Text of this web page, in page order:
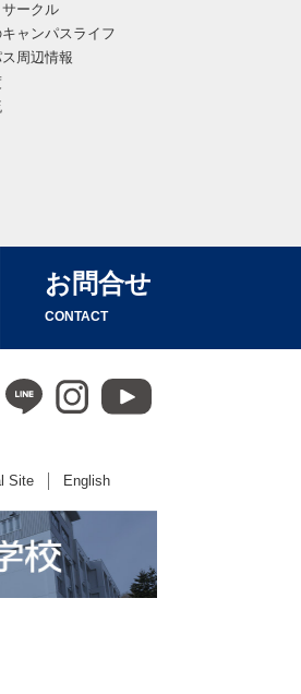
ークル
ャンパスライフ
周辺情報
お問合せ
CONTACT
Site English